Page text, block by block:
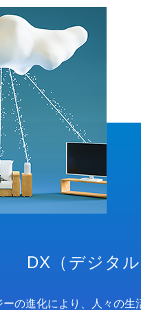
DX（デジタ
ーの進化により、人々の